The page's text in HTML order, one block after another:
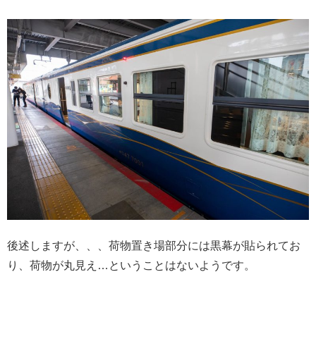
後述しますが、、、荷物置き場部分には黒幕が貼られてお
り、荷物が丸見え…ということはないようです。